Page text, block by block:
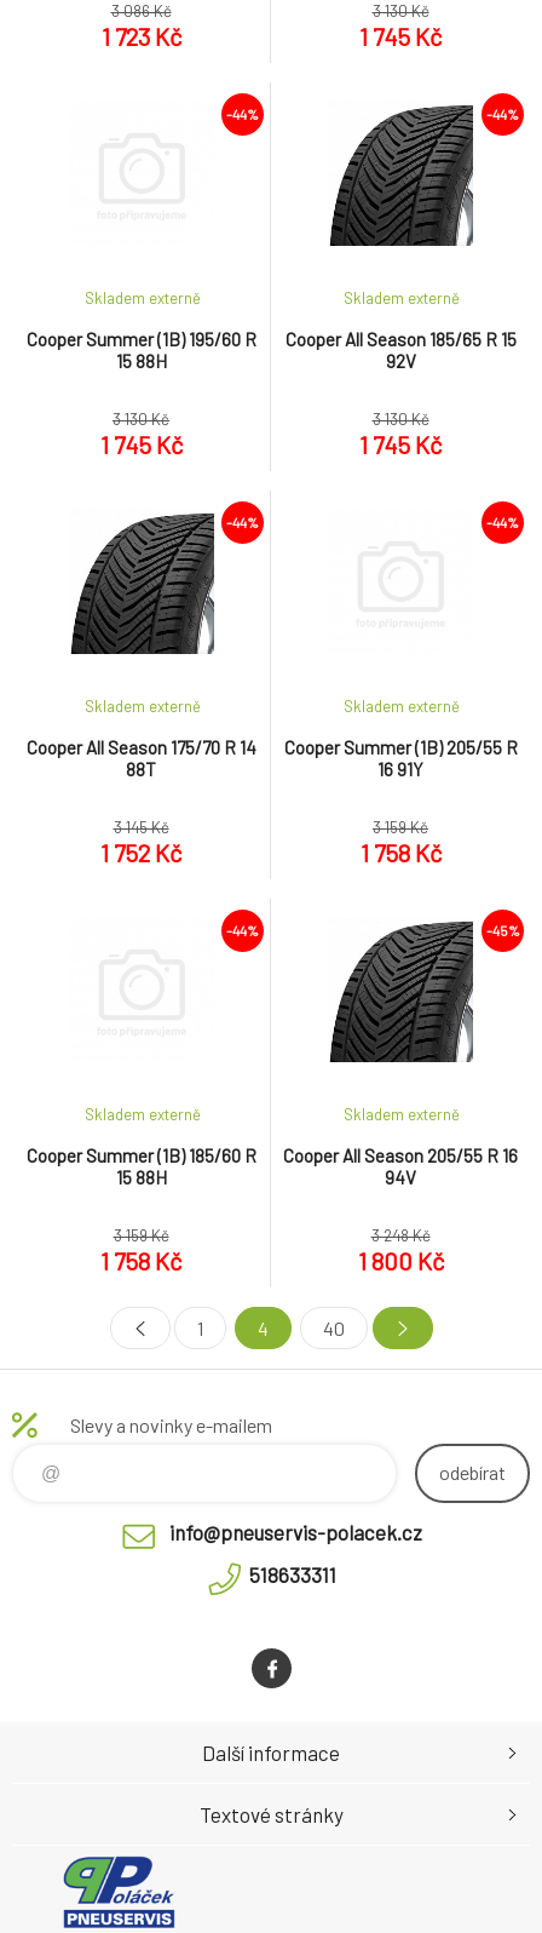
3 086 Kč
1 723 Kč
3 130 Kč
1 745 Kč
-44%
Cooper Summer (1B) 195/60 R
15 88H
Skladem externě
3 130 Kč
1 745 Kč
-44%
Cooper All Season 185/65 R 15
92V
Skladem externě
3 130 Kč
1 745 Kč
-44%
Cooper All Season 175/70 R 14
88T
Skladem externě
3 145 Kč
1 752 Kč
-44%
Cooper Summer (1B) 205/55 R
16 91Y
Skladem externě
3 159 Kč
1 758 Kč
-44%
Cooper Summer (1B) 185/60 R
15 88H
Skladem externě
3 159 Kč
1 758 Kč
-45%
Cooper All Season 205/55 R 16
94V
Skladem externě
3 248 Kč
1 800 Kč
1 4 40
Slevy a novinky e-mailem
odebírat
info@pneuservis-polacek.cz
518633311
Další informace
Textové stránky